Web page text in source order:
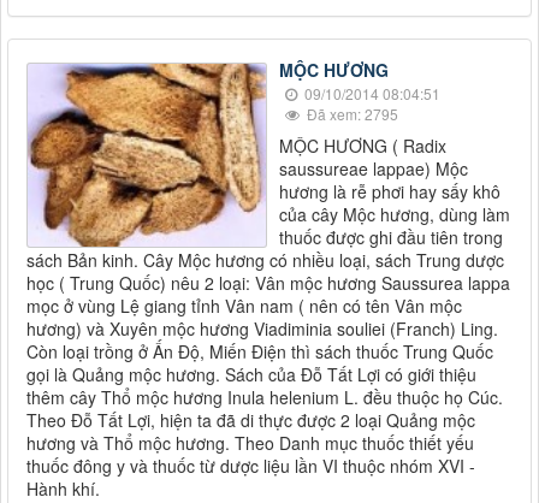
MỘC HƯƠNG
09/10/2014 08:04:51
Đã xem: 2795
MỘC HƯƠNG ( Radix
saussureae lappae) Mộc
hương là rễ phơi hay sấy khô
của cây Mộc hương, dùng làm
thuốc được ghi đầu tiên trong
sách Bản kinh. Cây Mộc hương có nhiều loại, sách Trung dược
học ( Trung Quốc) nêu 2 loại: Vân mộc hương Saussurea lappa
mọc ở vùng Lệ giang tỉnh Vân nam ( nên có tên Vân mộc
hương) và Xuyên mộc hương Viadiminia souliei (Franch) Ling.
Còn loại trồng ở Ấn Độ, Miến Điện thì sách thuốc Trung Quốc
gọi là Quảng mộc hương. Sách của Đỗ Tất Lợi có giới thiệu
thêm cây Thổ mộc hương Inula helenium L. đều thuộc họ Cúc.
Theo Đỗ Tất Lợi, hiện ta đã di thực được 2 loại Quảng mộc
hương và Thổ mộc hương. Theo Danh mục thuốc thiết yếu
thuốc đông y và thuốc từ dược liệu lần VI thuộc nhóm XVI -
Hành khí.